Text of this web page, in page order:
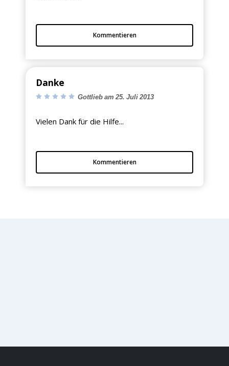
Kommentieren
Danke
Gottlieb am 25. Juli 2013
Vielen Dank für die Hilfe...
Kommentieren